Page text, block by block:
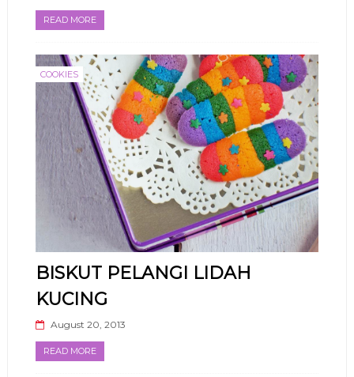
READ MORE
COOKIES
BISKUT PELANGI LIDAH
KUCING
August 20, 2013
READ MORE